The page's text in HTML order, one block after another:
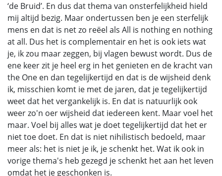
‘de Bruid’. En dus dat thema van onsterfelijkheid hield
mij altijd bezig. Maar ondertussen ben je een sterfelijk
mens en dat is net zo reëel als All is nothing en nothing
at all. Dus het is complementair en het is ook iets wat
je, ik zou maar zeggen, bij vlagen bewust wordt. Dus de
ene keer zit je heel erg in het genieten en de kracht van
the One en dan tegelijkertijd en dat is de wijsheid denk
ik, misschien komt ie met de jaren, dat je tegelijkertijd
weet dat het vergankelijk is. En dat is natuurlijk ook
weer zo'n oer wijsheid dat iedereen kent. Maar voel het
maar. Voel bij alles wat je doet tegelijkertijd dat het er
niet toe doet. En dat is niet nihilistisch bedoeld, maar
meer als: het is niet je ik, je schenkt het. Wat ik ook in
vorige thema's heb gezegd je schenkt het aan het leven
omdat het je geschonken is.